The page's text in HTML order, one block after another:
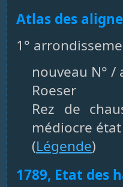
Atlas des
1°
nouveau N° /
Roeser
Rez de
médiocre état
(Légende)
1789, Etat des